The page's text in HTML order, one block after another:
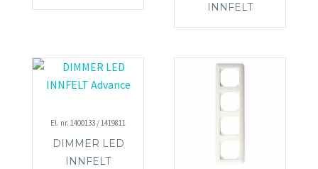
INNFELT
El. nr. 1400133 / 1419811
DIMMER LED
INNFELT